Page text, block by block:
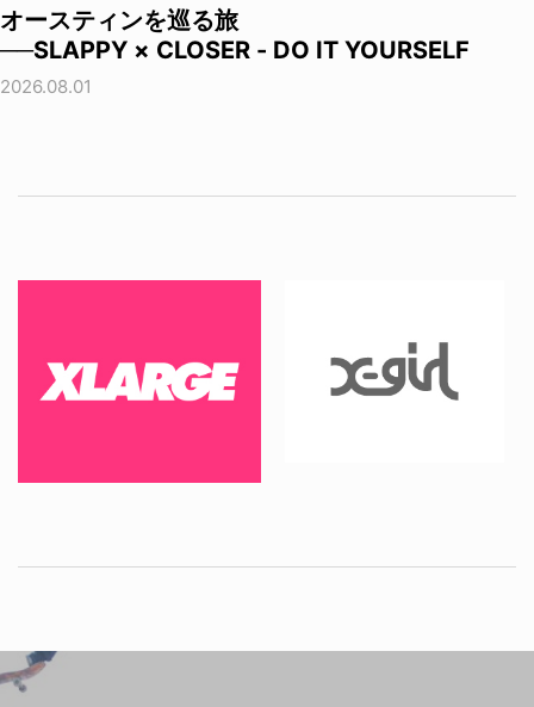
オースティンを巡る旅
──SLAPPY × CLOSER - DO IT YOURSELF
2026.08.01